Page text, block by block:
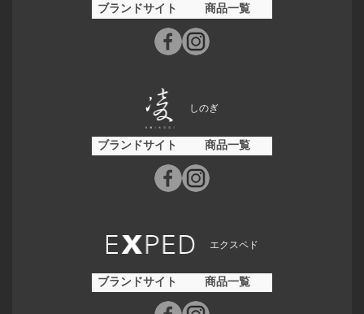
ブランドサイト 商品一覧
しのぎ
ブランドサイト 商品一覧
エクスペド
ブランドサイト 商品一覧